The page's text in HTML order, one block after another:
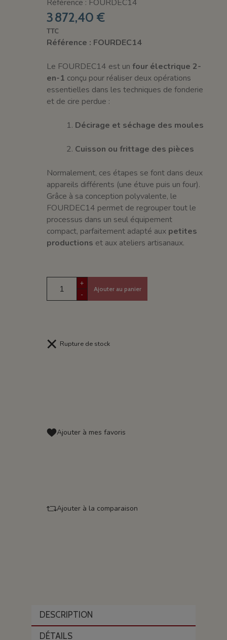
Référence : FOURDEC14
3 872,40 €
TTC
Référence : FOURDEC14
Le FOURDEC14 est unfour électrique 2-
en-1 conçu pour réaliser deux opérations
essentielles dans les techniques de fonderie
et de cire perdue :
Décirage et séchage des moules
Cuisson ou frittage des pièces
Normalement, ces étapes se font dans deux
appareils différents (une étuve puis un four).
Grâce à sa conception polyvalente, le
FOURDEC14 permet de regrouper tout le
processus dans un seul équipement
compact, parfaitement adapté aux petites
productions et aux ateliers artisanaux.
+
-
Ajouter au panier
Rupture de stock
Ajouter à mes favoris
Ajouter à la comparaison
DESCRIPTION
DÉTAILS